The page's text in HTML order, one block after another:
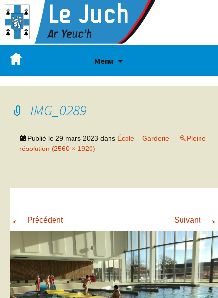
Menu
IMG_0289
Publié le 29 mars 2023 dans École – Garderie
Pleine
résolution (2560 × 1920)
← Précédent Suivant →